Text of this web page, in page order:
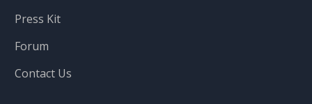
Press Kit
Forum
Contact Us